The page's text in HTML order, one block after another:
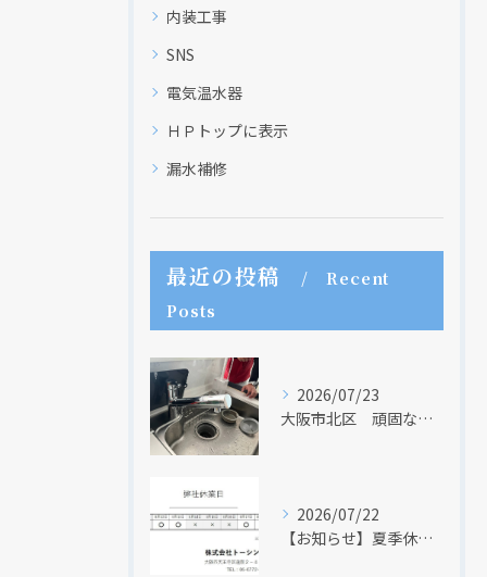
内装工事
SNS
電気温水器
ＨＰトップに表示
漏水補修
最近の投稿
Recent
Posts
2026/07/23
大阪市北区 頑固な水アカはなかなか取れない・・・
2026/07/22
【お知らせ】夏季休業日のお知らせ【２０２６年】
現在、新聞に入っている折込チラシです。
現在、新聞に入っている折込チラシです。